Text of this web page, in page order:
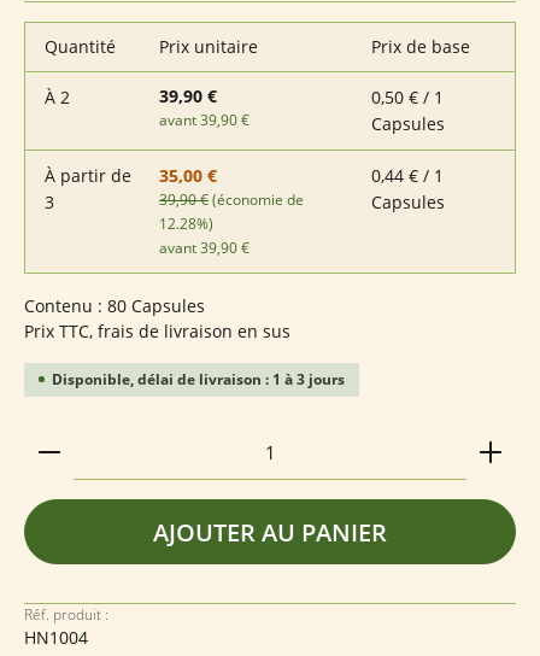
Quantité Prix unitaire Prix de base
À 2 39,90 €
avant 39,90 €
0,50 € / 1
Capsules
À partir de
3
35,00 €
39,90 €(économie de
12.28%)
avant 39,90 €
0,44 € / 1
Capsules
Contenu : 80 Capsules
Prix TTC, frais de livraison en sus
Disponible, délai de livraison : 1 à 3 jours
Quantité de produit : Entrez la quantité
AJOUTER AU PANIER
Réf. produit :
HN1004